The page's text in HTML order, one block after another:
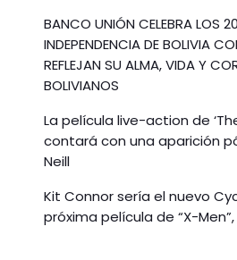
BANCO UNIÓN CELEBRA LOS
INDEPENDENCIA DE BOLIVIA
REFLEJAN SU ALMA, VIDA Y
BOLIVIANOS
La película live-action de
contará con una aparición
Neill
Kit Connor sería el nuevo
próxima película de “X-